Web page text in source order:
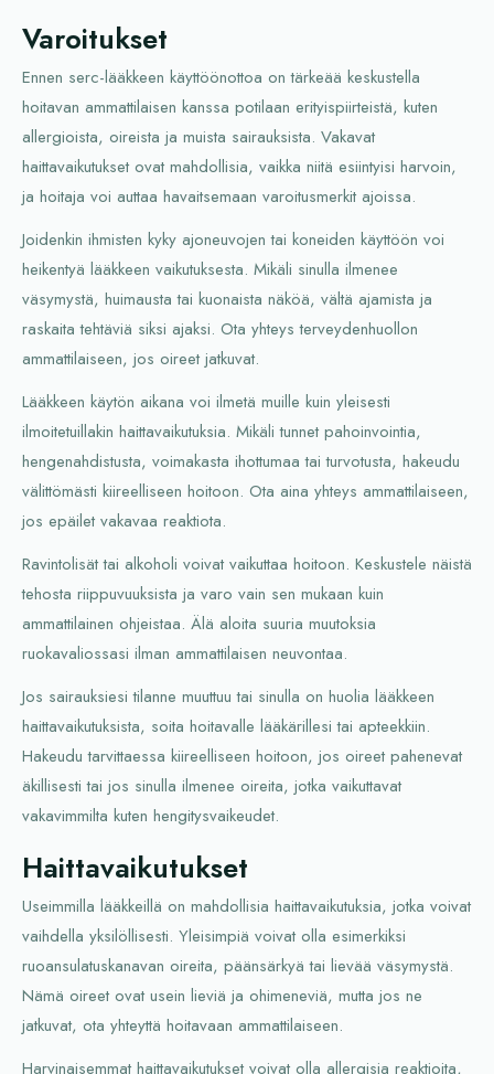
Varoitukset
Ennen serc-lääkkeen käyttöönottoa on tärkeää keskustella
hoitavan ammattilaisen kanssa potilaan erityispiirteistä, kuten
allergioista, oireista ja muista sairauksista. Vakavat
haittavaikutukset ovat mahdollisia, vaikka niitä esiintyisi harvoin,
ja hoitaja voi auttaa havaitsemaan varoitusmerkit ajoissa.
Joidenkin ihmisten kyky ajoneuvojen tai koneiden käyttöön voi
heikentyä lääkkeen vaikutuksesta. Mikäli sinulla ilmenee
väsymystä, huimausta tai kuonaista näköä, vältä ajamista ja
raskaita tehtäviä siksi ajaksi. Ota yhteys terveydenhuollon
ammattilaiseen, jos oireet jatkuvat.
Lääkkeen käytön aikana voi ilmetä muille kuin yleisesti
ilmoitetuillakin haittavaikutuksia. Mikäli tunnet pahoinvointia,
hengenahdistusta, voimakasta ihottumaa tai turvotusta, hakeudu
välittömästi kiireelliseen hoitoon. Ota aina yhteys ammattilaiseen,
jos epäilet vakavaa reaktiota.
Ravintolisät tai alkoholi voivat vaikuttaa hoitoon. Keskustele näistä
tehosta riippuvuuksista ja varo vain sen mukaan kuin
ammattilainen ohjeistaa. Älä aloita suuria muutoksia
ruokavaliossasi ilman ammattilaisen neuvontaa.
Jos sairauksiesi tilanne muuttuu tai sinulla on huolia lääkkeen
haittavaikutuksista, soita hoitavalle lääkärillesi tai apteekkiin.
Hakeudu tarvittaessa kiireelliseen hoitoon, jos oireet pahenevat
äkillisesti tai jos sinulla ilmenee oireita, jotka vaikuttavat
vakavimmilta kuten hengitysvaikeudet.
Haittavaikutukset
Useimmilla lääkkeillä on mahdollisia haittavaikutuksia, jotka voivat
vaihdella yksilöllisesti. Yleisimpiä voivat olla esimerkiksi
ruoansulatuskanavan oireita, päänsärkyä tai lievää väsymystä.
Nämä oireet ovat usein lieviä ja ohimeneviä, mutta jos ne
jatkuvat, ota yhteyttä hoitavaan ammattilaiseen.
Harvinaisemmat haittavaikutukset voivat olla allergisia reaktioita,